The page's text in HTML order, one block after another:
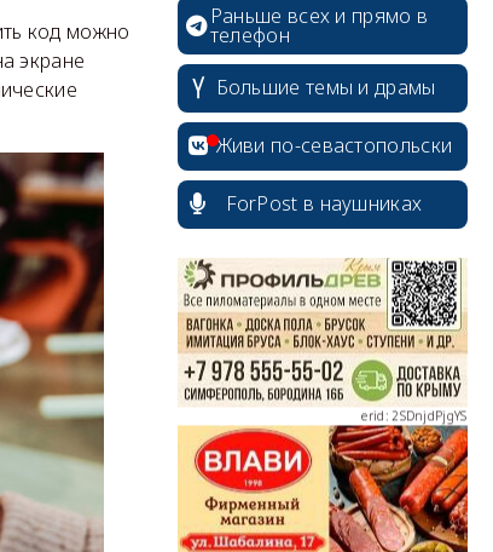
код можно
экране
Раньше всех и прямо в
телефон
Большие темы и драмы
Живи по-севастопольски
ForPost в наушниках
erid: 2SDnjcrDNw6
erid: 2SDnjdPjgYS
erid: 2SDnjdvhGXG